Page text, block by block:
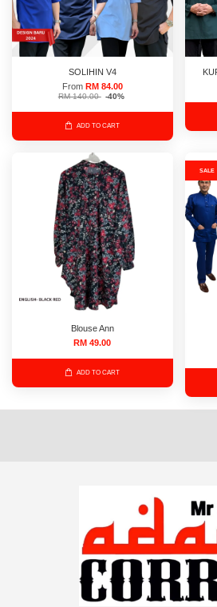
SOLIHIN V4
From RM 84.00
RM 140.00 -40%
ADD TO CART
Blouse Ann
RM 49.00
ADD TO CART
SALE